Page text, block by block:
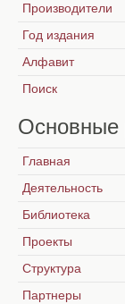
Производители
Год издания
Алфавит
Поиск
Основные
Главная
Деятельность
Библиотека
Проекты
Структура
Партнеры